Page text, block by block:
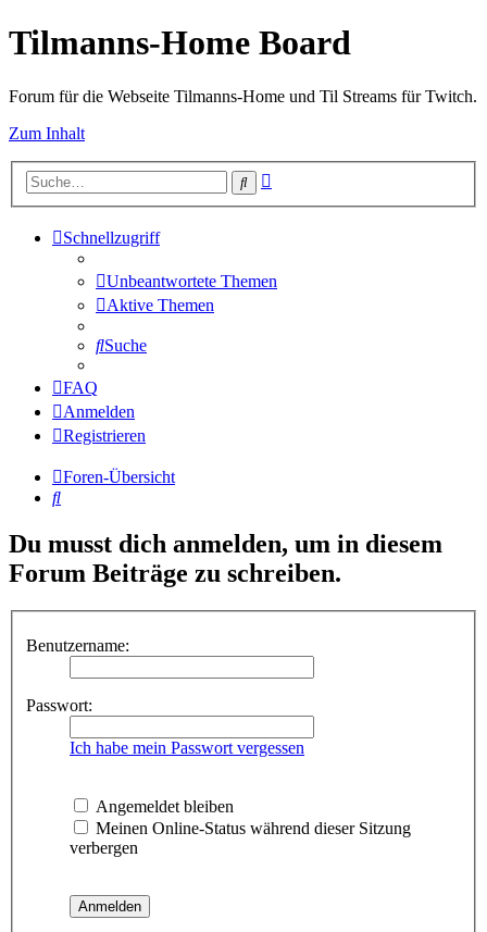
Tilmanns-Home Board
Forum für die Webseite Tilmanns-Home und Til Streams für Twitch.
Zum Inhalt
Suche
Schnellzugriff
Unbeantwortete Themen
Aktive Themen
Suche
FAQ
Anmelden
Registrieren
Foren-Übersicht
Suche
Du musst dich anmelden, um in diesem
Forum Beiträge zu schreiben.
Benutzername:
Passwort:
Ich habe mein Passwort vergessen
Angemeldet bleiben
Meinen Online-Status während dieser Sitzung
verbergen